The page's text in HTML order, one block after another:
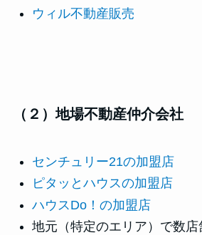
ウィル不動産販売
（２）地場不動産仲介会社
センチュリー21の加盟店
ピタッとハウスの加盟店
ハウスDo！の加盟店
地元（特定のエリア）で数